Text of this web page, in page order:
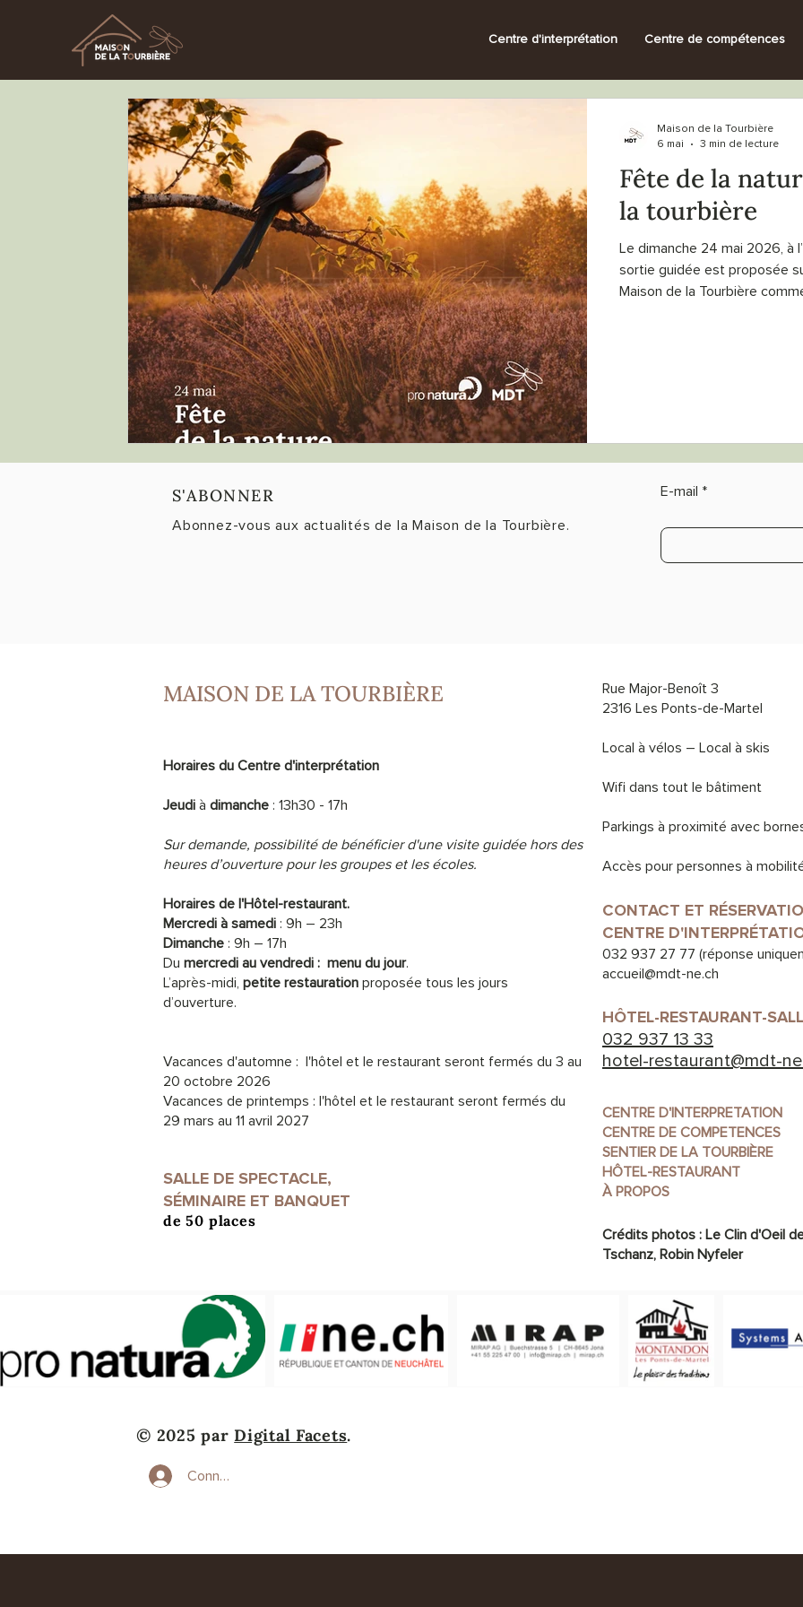
Centre d'interprétation Centre de compétences
Fête de la
la tourbière
Le dimanche 24 mai 2026, à
sortie guidée est proposée
Maison de la Tourbière
Maison de la Tourbière
6 mai
3 min de lecture
S'ABONNER
Abonnez-vous aux actualités de la Maison de la Tourbière.
E-mail
MAISON DE LA TOURBIÈRE
Horaires du Centre d'interprétation
Jeudi à dimanche : 13h30 - 17h
Sur demande, possibilité de bénéficier d'une visite guidée hors des
heures d’ouverture pour les groupes et les écoles.
Horaires de l'Hôtel-restaurant.
Mercredi à samedi : 9h – 23h
Dimanche : 9h – 17h
Du mercredi au vendredi : menu du jour.
L’après-midi, petite restauration proposée tous les jours
d’ouverture.
Vacances d'automne : l'hôtel et le restaurant seront fermés du 3 au
20 octobre 2026
Vacances de printemps : l'hôtel et le restaurant seront fermés du
29 mars au 11 avril 2027
SALLE DE SPECTACLE,
SÉMINAIRE ET BANQUET
de 50 places
Rue Major-Benoît 3
2316 Les Ponts-de-Martel
Local à vélos – Local à skis
Wifi dans tout le bâtiment
Parkings à proximité avec
Accès pour personnes à
CONTACT ET
CENTRE
032 937 27 77 (réponse
accueil@mdt-ne.ch
HÔTEL-RESTAURANT-
032 937 13 33
hotel-restaurant@mdt-
CENTRE D'INTERPRETATION
CENTRE DE COMPETENCES
SENTIER DE LA TOURBIÈRE
HÔTEL-RESTAURANT
À PROPOS
Crédits photos : Le Clin d'Oeil
Tschanz, Robin Nyfeler
© 2025 par Digital Facets.
Connexion